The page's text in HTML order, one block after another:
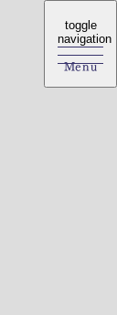
toggle
navigation
Menu
toggle
navigation
Menu